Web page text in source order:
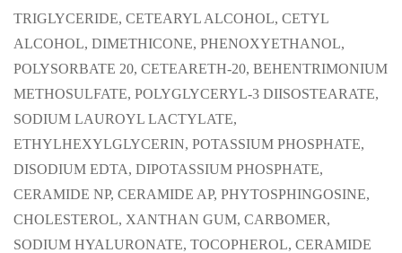
TRIGLYCERIDE, CETEARYL ALCOHOL, CETYL
ALCOHOL, DIMETHICONE, PHENOXYETHANOL,
POLYSORBATE 20, CETEARETH-20, BEHENTRIMONIUM
METHOSULFATE, POLYGLYCERYL-3 DIISOSTEARATE,
SODIUM LAUROYL LACTYLATE,
ETHYLHEXYLGLYCERIN, POTASSIUM PHOSPHATE,
DISODIUM EDTA, DIPOTASSIUM PHOSPHATE,
CERAMIDE NP, CERAMIDE AP, PHYTOSPHINGOSINE,
CHOLESTEROL, XANTHAN GUM, CARBOMER,
SODIUM HYALURONATE, TOCOPHEROL, CERAMIDE